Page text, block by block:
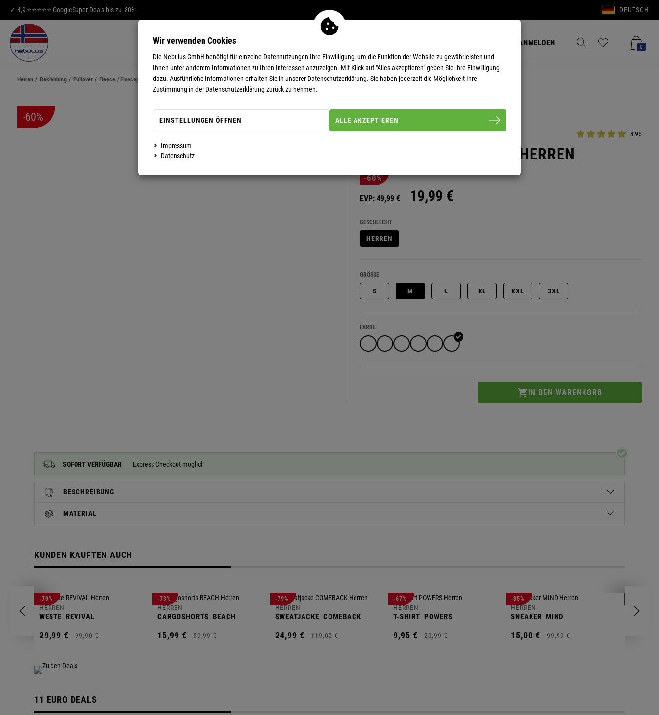
✓ 4,9 ⭐⭐⭐⭐⭐ GoogleSuper Deals bis zu -80% DEUTSCH
HERREN DAMEN AnmeldenANMELDEN Merkzettel aufklappenWarenkorb
0
Herren / Bekleidung / Pullover / Fleece / Fleecepullover JIMI Herren
-60%
MEHR ANZEIGEN
Artikel-Nummer: 20000249 4,96
FLEECEPULLOVER JIMI HERREN
-60%
EVP: 49,99 € 19,99 €
GESCHLECHT
HERREN
GRÖSSE
S M L XL XXL 3XL
FARBE
SOFORT VERFÜGBAR Express Checkout möglich
BESCHREIBUNG
MATERIAL
KUNDEN KAUFTEN AUCH
-70%
HERREN
WESTE REVIVAL
29,99 € 99,90 €
-73%
HERREN
CARGOSHORTS BEACH
15,99 € 59,99 €
-79%
HERREN
SWEATJACKE COMEBACK
24,99 € 119,00 €
-67%
HERREN
T-SHIRT POWERS
9,95 € 29,99 €
-85%
HERREN
SNEAKER MIND
15,00 € 99,99 €
11 EURO DEALS
Wir verwenden Cookies
Die Nebulus GmbH benötigt für einzelne Datennutzungen Ihre Einwilligung, um die Funktion der Website zu gewährleisten und
Ihnen unter anderem Informationen zu Ihren Interessen anzuzeigen. Mit Klick auf "Alles akzeptieren" geben Sie Ihre Einwilligung
dazu. Ausführliche Informationen erhalten Sie in unserer Datenschutzerklärung. Sie haben jederzeit die Möglichkeit Ihre
Zustimmung in der Datenschutzerklärung zurück zu nehmen.
EINSTELLUNGEN ÖFFNEN ALLE AKZEPTIEREN
Impressum
Datenschutz